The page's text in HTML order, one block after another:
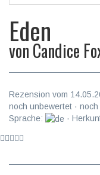
Eden
vonCandice
Rezension vom
noch unbewertet ·
Sprache:
·